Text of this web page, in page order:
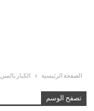
الصفحة الرئيسية الكبار بالسن
تصفح الوسم